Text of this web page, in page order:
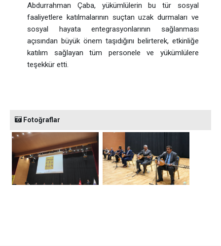
Abdurrahman Çaba, yükümlülerin bu tür sosyal
faaliyetlere katılmalarının suçtan uzak durmaları ve
sosyal hayata entegrasyonlarının sağlanması
açısından büyük önem taşıdığını belirterek, etkinliğe
katılım sağlayan tüm personele ve yükümlülere
teşekkür etti.
Fotoğraflar